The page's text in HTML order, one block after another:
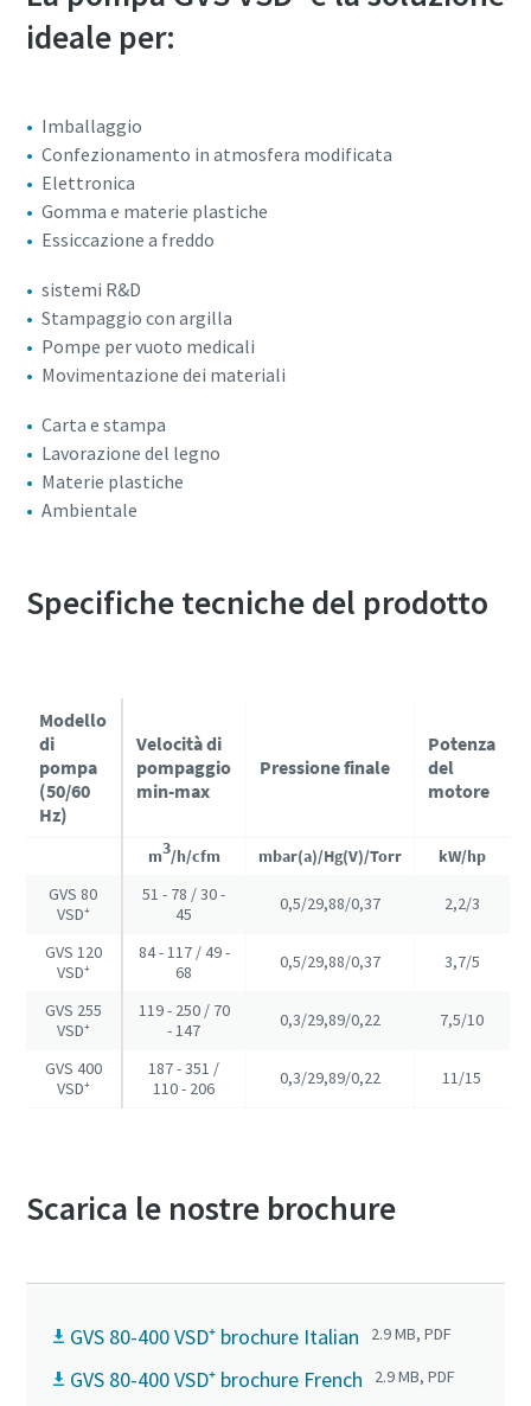
ideale per:
Imballaggio
Confezionamento in atmosfera modificata
Elettronica
Gomma e materie plastiche
Essiccazione a freddo
sistemi R&D
Stampaggio con argilla
Pompe per vuoto medicali
Movimentazione dei materiali
Carta e stampa
Lavorazione del legno
Materie plastiche
Ambientale
Specifiche tecniche del prodotto
Modello
di
pompa
(50/60
Hz)
Velocità di
pompaggio
min-max
Pressione finale
Potenza
del
motore
m3/h/cfm mbar(a)/Hg(V)/Torr
kW/hp
GVS 80
VSD⁺
51 - 78 / 30 -
45
0,5/29,88/0,37 2,2/3
GVS 120
VSD⁺
84 - 117 / 49 -
68
0,5/29,88/0,37 3,7/5
GVS 255
VSD⁺
119 - 250 / 70
- 147
0,3/29,89/0,22 7,5/10
GVS 400
VSD⁺
187 - 351 /
110 - 206
0,3/29,89/0,22 11/15
Scarica le nostre brochure
GVS 80-400 VSD⁺ brochure Italian 2.9 MB, PDF
GVS 80-400 VSD⁺ brochure French 2.9 MB, PDF